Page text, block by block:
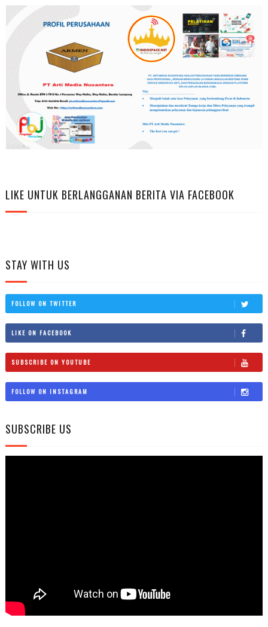
LIKE UNTUK BERLANGGANAN BERITA VIA FACEBOOK
STAY WITH US
FOLLOW ON TWITTER
LIKE ON FACEBOOK
SUBSCRIBE ON YOUTUBE
FOLLOW ON INSTAGRAM
SUBSCRIBE US